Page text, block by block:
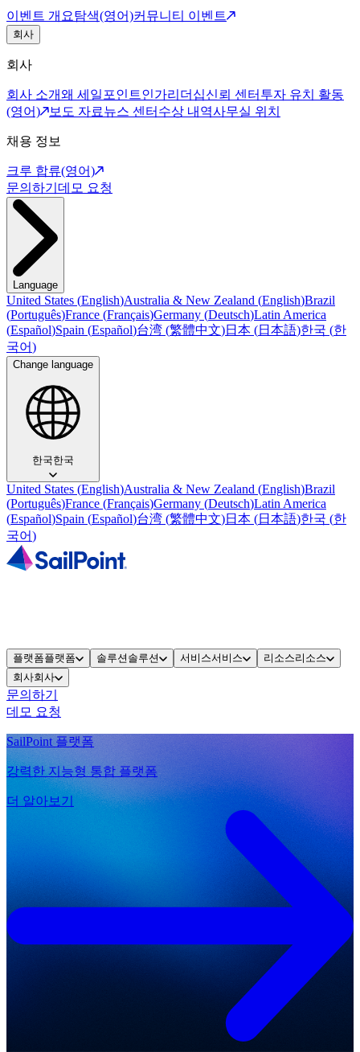
이벤트 개요탐색(영어)커뮤니티 이벤트
회사
회사
회사 소개왜 세일포인트인가리더십신뢰 센터 투자 유치 활동
(영어)
보도 자료뉴스 센터 수상 내역사무실 위치
채용 정보
크루 합류(영어)
문의하기 데모 요청
Language
United States (English)Australia & New Zealand (English)Brazil
(Português)France (Français)Germany (Deutsch)Latin America
(Español)Spain (Español)台湾 (繁體中文)日本 (日本語)한국 (한
국어)
Change language
한국한국
United States (English)Australia & New Zealand (English)Brazil
(Português)France (Français)Germany (Deutsch)Latin America
(Español)Spain (Español)台湾 (繁體中文)日本 (日本語)한국 (한
국어)
플랫폼플랫폼 솔루션 솔루션 서비스서비스 리소스리소스
회사회사
문의하기
데모 요청
SailPoint 플랫폼
강력한 지능형 통합 플랫폼
더 알아보기